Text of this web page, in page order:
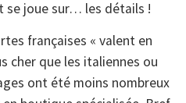
se joue sur… les détails !
françaises « valent en
cher que les italiennes ou
ont été moins nombreux